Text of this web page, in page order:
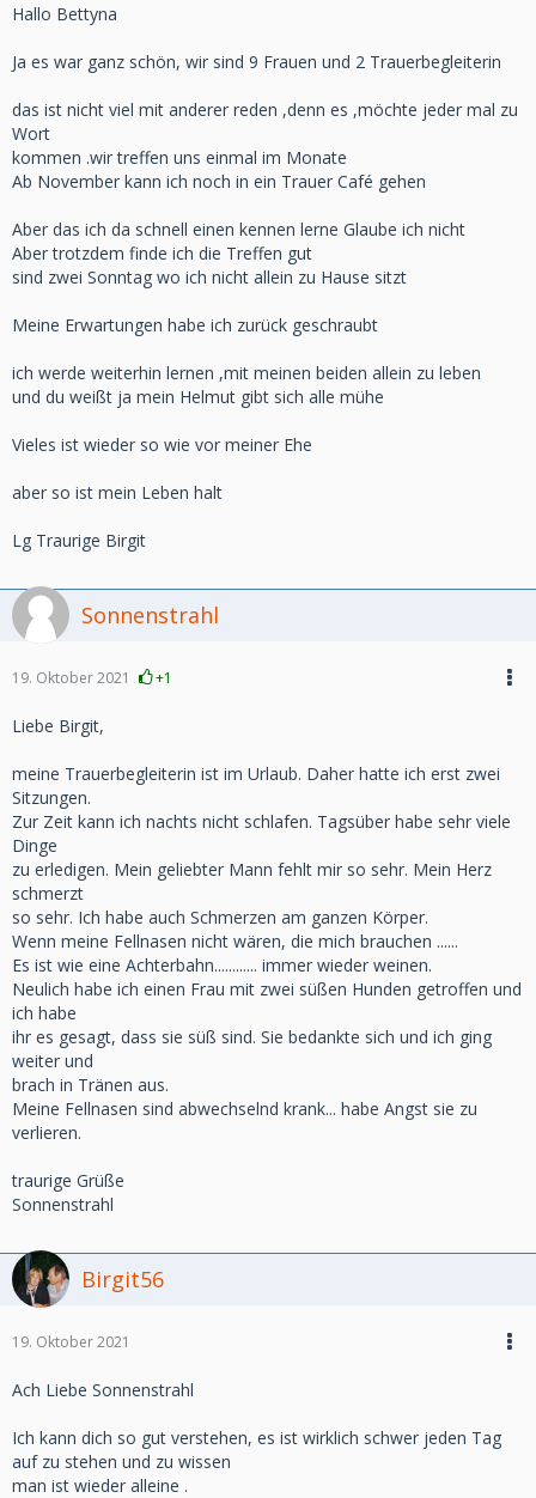
Hallo Bettyna
Ja es war ganz schön, wir sind 9 Frauen und 2 Trauerbegleiterin
das ist nicht viel mit anderer reden ,denn es ,möchte jeder mal zu
Wort
kommen .wir treffen uns einmal im Monate
Ab November kann ich noch in ein Trauer Café gehen
Aber das ich da schnell einen kennen lerne Glaube ich nicht
Aber trotzdem finde ich die Treffen gut
sind zwei Sonntag wo ich nicht allein zu Hause sitzt
Meine Erwartungen habe ich zurück geschraubt
ich werde weiterhin lernen ,mit meinen beiden allein zu leben
und du weißt ja mein Helmut gibt sich alle mühe
Vieles ist wieder so wie vor meiner Ehe
aber so ist mein Leben halt
Lg Traurige Birgit
Sonnenstrahl
19. Oktober 2021 +1
Liebe Birgit,
meine Trauerbegleiterin ist im Urlaub. Daher hatte ich erst zwei
Sitzungen.
Zur Zeit kann ich nachts nicht schlafen. Tagsüber habe sehr viele
Dinge
zu erledigen. Mein geliebter Mann fehlt mir so sehr. Mein Herz
schmerzt
so sehr. Ich habe auch Schmerzen am ganzen Körper.
Wenn meine Fellnasen nicht wären, die mich brauchen ......
Es ist wie eine Achterbahn............ immer wieder weinen.
Neulich habe ich einen Frau mit zwei süßen Hunden getroffen und
ich habe
ihr es gesagt, dass sie süß sind. Sie bedankte sich und ich ging
weiter und
brach in Tränen aus.
Meine Fellnasen sind abwechselnd krank... habe Angst sie zu
verlieren.
traurige Grüße
Sonnenstrahl
Birgit56
19. Oktober 2021
Ach Liebe Sonnenstrahl
Ich kann dich so gut verstehen, es ist wirklich schwer jeden Tag
auf zu stehen und zu wissen
man ist wieder alleine .